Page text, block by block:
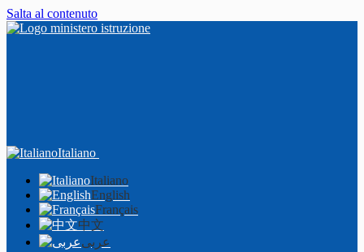
Salta al contenuto
Italiano
Italiano
English
Français
中文
عربى